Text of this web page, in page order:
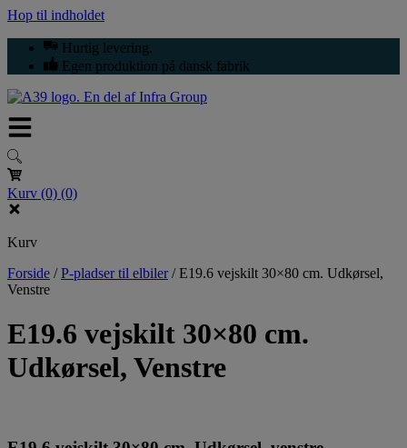
Hop til indholdet
Hurtig levering.
Egen produktion på dansk fabrik
Kurv (0) (0)
Kurv
Forside /P-pladser til elbiler /E19.6 vejskilt 30×80 cm. Udkørsel,
Venstre
E19.6 vejskilt 30×80 cm.
Udkørsel, Venstre